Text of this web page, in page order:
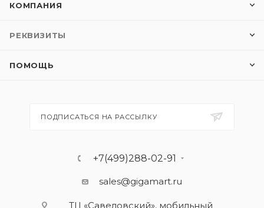
КОМПАНИЯ
РЕКВИЗИТЫ
ПОМОЩЬ
ПОДПИСАТЬСЯ НА РАССЫЛКУ
+7(499)288-02-91
sales@gigamart.ru
ТЦ «Савеловский», мобильный